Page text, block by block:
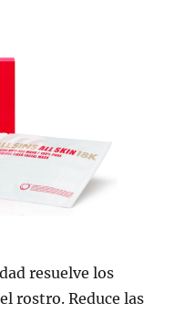
resuelve los
rostro. Reduce las